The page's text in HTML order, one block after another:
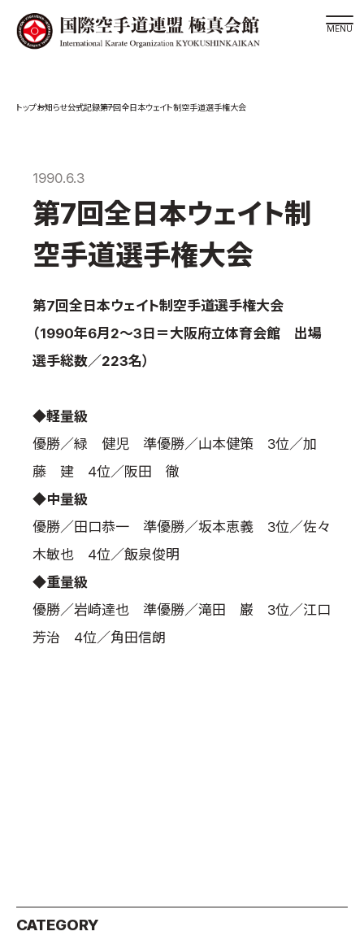
大山倍達総裁 紹介
松井章奎館長 紹介
極真の歴史
極真会館の概要
役員紹介
本部からのお知らせ
支部からのお知らせ
公式記録
試合規則
青少年部・保護者の方へ
一般の部・壮年部の方
日本語
お知らせ公式記録第7回全日本ウェイト制空手道選手権大会
1990.6.3
第7回全日本ウェイト制
空手道選手権大会
第7回全日本ウェイト制空手道選手権大会
（1990年6月2～3日＝大阪府立体育会館 出場
選手総数／223名）
◆軽量級
優勝／緑 健児 準優勝／山本健策 3位／加
藤 建 4位／阪田 徹
◆中量級
優勝／田口恭一 準優勝／坂本恵義 3位／佐々
木敏也 4位／飯泉俊明
◆重量級
優勝／岩崎達也 準優勝／滝田 巌 3位／江口
芳治 4位／角田信朗
CATEGORY